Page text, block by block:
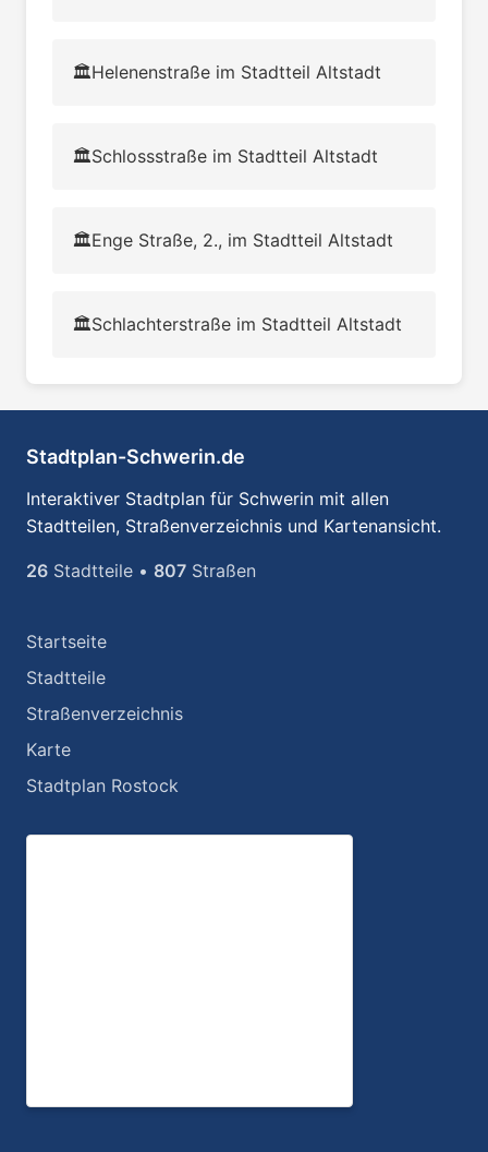
🏛️Helenenstraße im Stadtteil Altstadt
🏛️Schlossstraße im Stadtteil Altstadt
🏛️Enge Straße, 2., im Stadtteil Altstadt
🏛️Schlachterstraße im Stadtteil Altstadt
Stadtplan-Schwerin.de
Interaktiver Stadtplan für Schwerin mit allen
Stadtteilen, Straßenverzeichnis und Kartenansicht.
26 Stadtteile • 807 Straßen
Startseite
Stadtteile
Straßenverzeichnis
Karte
Stadtplan Rostock